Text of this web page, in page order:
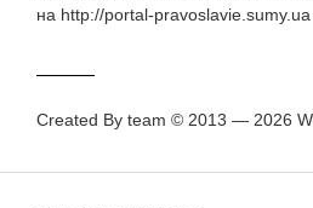
на http://portal-pravoslavie.sumy.ua
Created By team © 2013 — 2026